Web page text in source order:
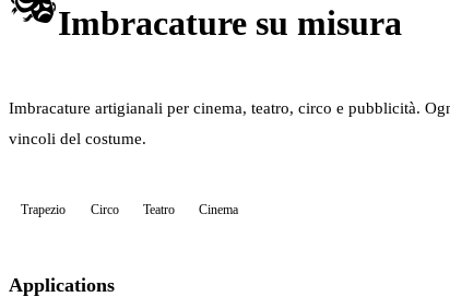
Imbracature su misura
Imbracature artigianali per cinema, teatro, circo e pubblicità.
vincoli del costume.
Trapezio Circo Teatro Cinema
Applications